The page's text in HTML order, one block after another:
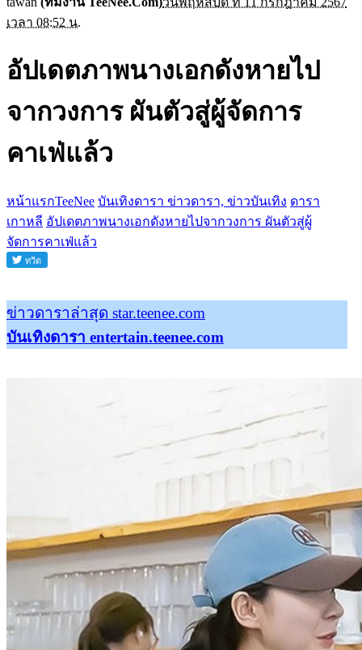
เวลา 08:52 น.
อัปเดตภาพนางเอกดังหายไป
จากวงการ ผันตัวสู่ผู้จัดการ
คาเฟ่แล้ว
หน้าแรกTeeNee บันเทิงดารา ข่าวดารา, ข่าวบันเทิง ดารา
เกาหลี อัปเดตภาพนางเอกดังหายไปจากวงการ ผันตัวสู่ผู้
จัดการคาเฟ่แล้ว
ข่าวดาราล่าสุด star.teenee.com
บันเทิงดารา entertain.teenee.com